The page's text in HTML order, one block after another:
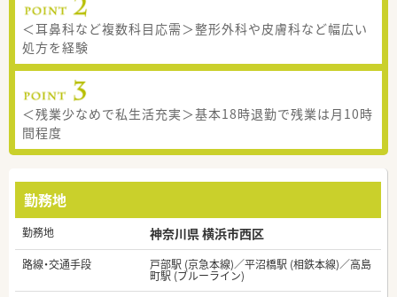
＜耳鼻科など複数科目応需＞整形外科や皮膚科など幅広い
処方を経験
＜残業少なめで私生活充実＞基本18時退勤で残業は月10時
間程度
勤務地
勤務地 神奈川県 横浜市西区
路線・交通手段 戸部駅 (京急本線)／平沼橋駅 (相鉄本線)／高島
町駅 (ブルーライン)